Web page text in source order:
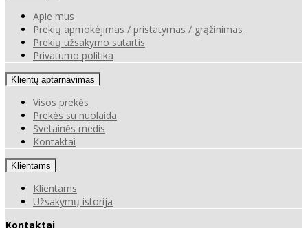
Apie mus
Prekių apmokėjimas / pristatymas / grąžinimas
Prekių užsakymo sutartis
Privatumo politika
Klientų aptarnavimas
Visos prekės
Prekės su nuolaida
Svetainės medis
Kontaktai
Klientams
Klientams
Užsakymų istorija
Kontaktai